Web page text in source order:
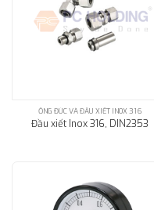
ỐNG ĐÚC VÀ ĐẦU XIẾT INOX 316
Đầu xiết Inox 316, DIN2353